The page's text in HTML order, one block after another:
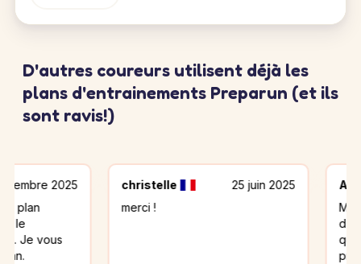
D'autres coureurs utilisent déjà les
plans d'entrainements Preparun (et ils
sont ravis!)
christelle
25 juin 2025
Aurélie
Merci
que le
près de la